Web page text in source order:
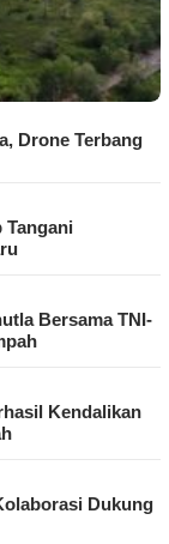
Drone Terbang
Bersama TNI-
Kendalikan
Dukung